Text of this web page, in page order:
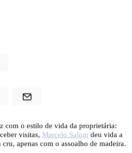
com o estilo de vida da proprietária:
visitas, Marcelo Salum deu vida a
apenas com o assoalho de madeira.